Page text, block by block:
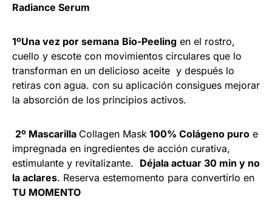
Radiance Serum
1ºUna vez por semana Bio-Peeling en el rostro,
cuello y escote con movimientos circulares que lo
transforman en un delicioso aceite y después lo
retiras con agua. con su aplicación consigues mejorar
la absorción de los principios activos.
2º Mascarilla Collagen Mask 100% Colágeno puro e
impregnada en ingredientes de acción curativa,
estimulante y revitalizante. Déjala actuar 30 min y no
la aclares. Reserva estemomento para convertirlo en
TU MOMENTO